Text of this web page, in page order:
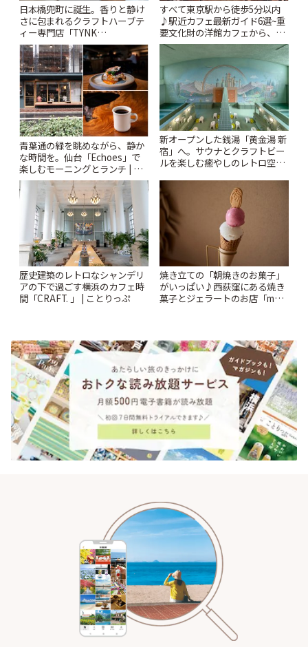
日本橋兜町に誕生。香りと静け
さに包まれるクラフトハーブテ
ィー専門店「TYNK
Kabutocho」 | ことりっぷ
すべて東京駅から徒歩5分以内
♪駅近カフェ最新ガイド6選~重
要文化財の洋館カフェから、改
札すぐのレトロ喫茶まで~ | こと
青葉通の緑を眺めながら、静か
な時間を。仙台「Echoes」で
楽しむモーニングとランチ | こ
とりっぷ
新オープンした銭湯「黄金湯 新
宿」へ。サウナとクラフトビー
ルを楽しむ癒やしのレトロ空間
歴史建築のレトロなシャンデリ
アの下で過ごす横浜のカフェ時
間「CRAFT. 」 | ことりっぷ
焼き立ての「朝焼きのお菓子」
がいっぱい♪西荻窪にある焼き
菓子とジェラートのお店「mUni